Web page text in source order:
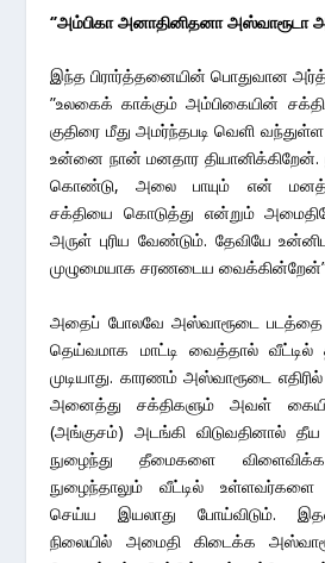
‘’அம்பிகா அனாதினிதனா அஸ்வாரூடா
இந்த பிரார்த்தனையின் பொதுவான
”உலகைக் காக்கும் அம்பிகையின்
குதிரை மீது அமர்ந்தபடி வெளி
உன்னை நான் மனதார தியானிக்கிறேன்.
கொண்டு, அலை பாயும் என்
சக்தியை கொடுத்து என்றும்
அருள் புரிய வேண்டும். தேவியே
முழுமையாக சரணடைய
அதைப் போலவே அஸ்வாரூடை படத்தை
தெய்வமாக மாட்டி வைத்தால்
முடியாது. காரணம் அஸ்வாரூடை
அனைத்து சக்திகளும் அவள்
(அங்குசம்) அடங்கி விடுவதினால் தீய
நுழைந்து தீமைகளை விளைவிக்க
நுழைந்தாலும் வீட்டில்
செய்ய இயலாது போய்விடும்.
நிலையில் அமைதி கிடைக்க